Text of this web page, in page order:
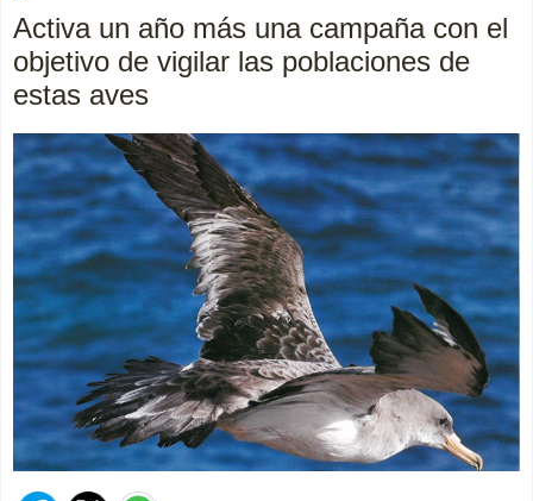
Activa un año más una campaña con el
objetivo de vigilar las poblaciones de
estas aves